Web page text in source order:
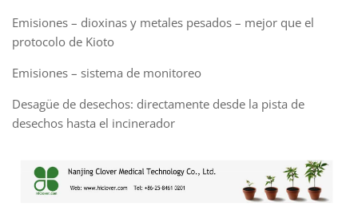
Emisiones – dioxinas y metales pesados – mejor que el
protocolo de Kioto
Emisiones – sistema de monitoreo
Desagüe de desechos: directamente desde la pista de
desechos hasta el incinerador